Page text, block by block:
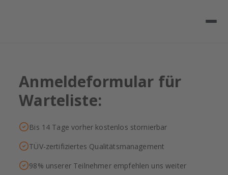
Anmeldeformular für
Warteliste:
Bis 14 Tage vorher kostenlos stornierbar
TÜV-zertifiziertes Qualitätsmanagement
98% unserer Teilnehmer empfehlen uns weiter